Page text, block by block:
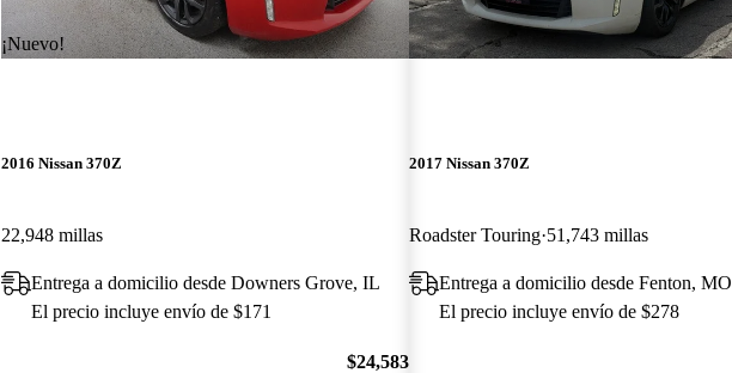
¡Nuevo!
2016 Nissan 370Z
22,948 millas
Entrega a domicilio desde Downers Grove, IL
El precio incluye envío de $171
$24,583
2017 Nissan 370Z
Roadster Touring 51,743 millas
Entrega a domicilio desde Fenton, MO
El precio incluye envío de $278